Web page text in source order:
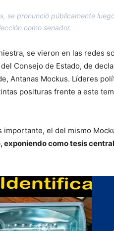
se pronunció públicamente
como senador.
se vieron en las redes
Consejo de Estado, de
Antanas Mockus. Líderes
posituras frente a este
importante, el del mismo
como tesis